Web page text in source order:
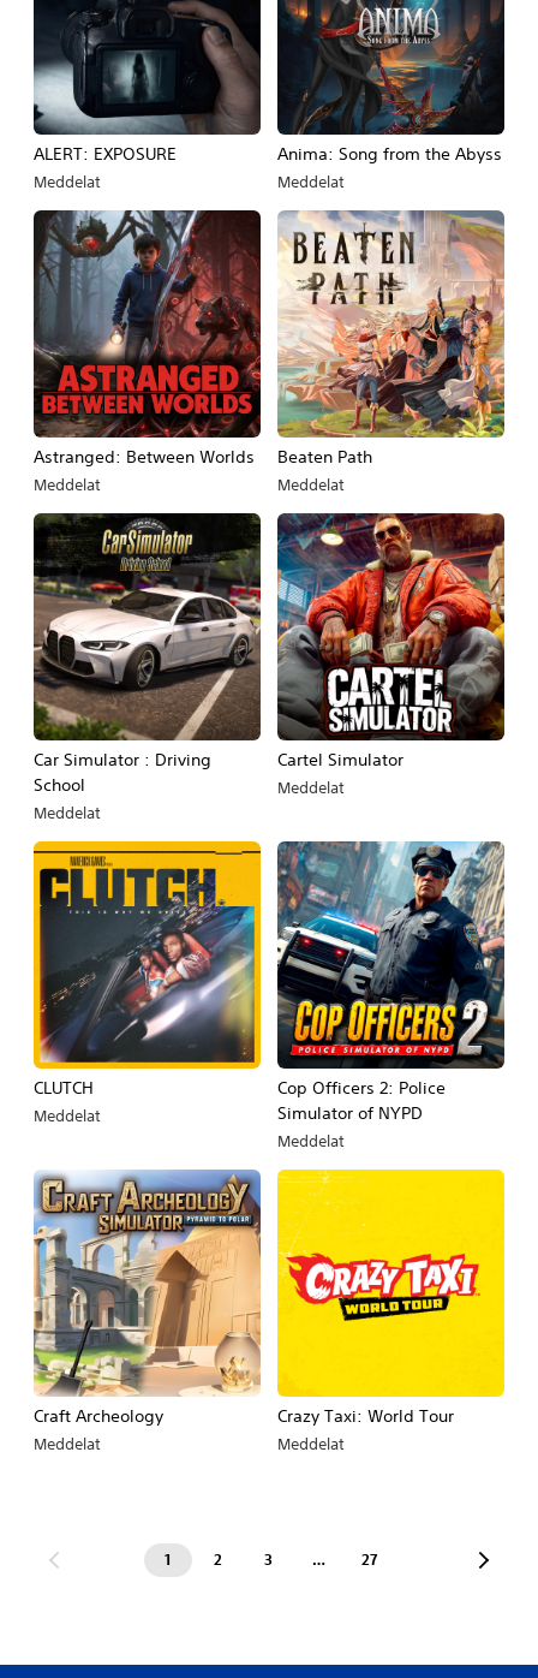
ALERT: EXPOSURE
Meddelat
Anima: Song from the Abyss
Meddelat
Astranged: Between Worlds
Meddelat
Beaten Path
Meddelat
Car Simulator : Driving
School
Meddelat
Cartel Simulator
Meddelat
CLUTCH
Meddelat
Cop Officers 2: Police
Simulator of NYPD
Meddelat
Craft Archeology
Meddelat
Crazy Taxi: World Tour
Meddelat
1 2 3 … 27